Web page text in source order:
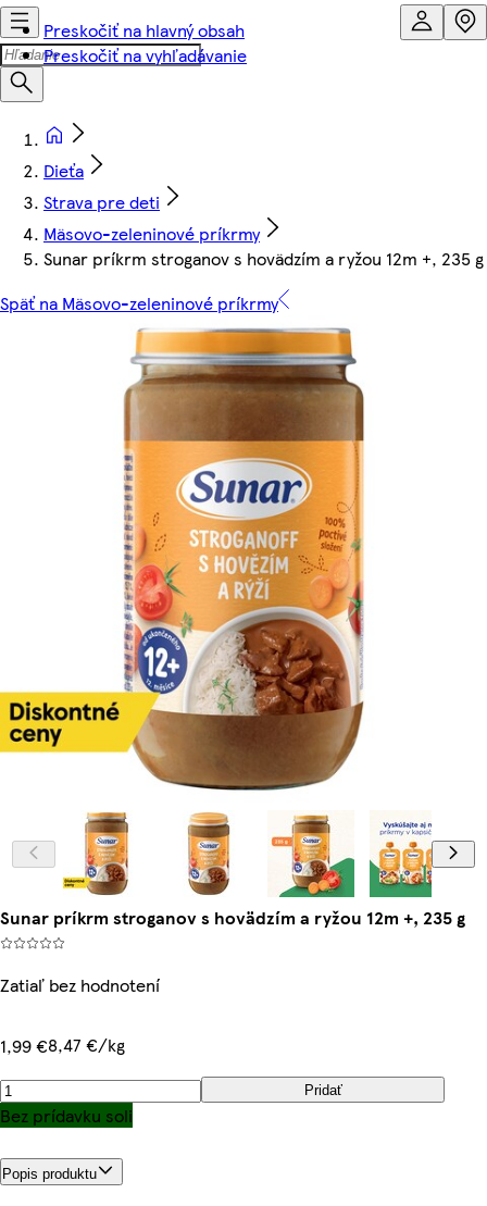
Preskočiť na hlavný obsah
Preskočiť na vyhľadávanie
Dieťa
Strava pre deti
Mäsovo-zeleninové príkrmy
Sunar príkrm stroganov s hovädzím a ryžou 12m +, 235 g
Späť na Mäsovo-zeleninové príkrmy
Sunar príkrm stroganov s hovädzím a ryžou 12m +, 235 g
Zatiaľ bez hodnotení
1,99 €8,47 €/kg
Pridať
Bez prídavku soli
Popis produktu